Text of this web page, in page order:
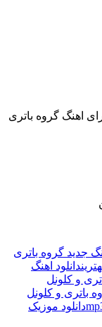
اهنگ گروه باتری
جدید گروه باتری
دانلود اهنگ
و کلونل
باتری و کلونل
دانلود موزیک